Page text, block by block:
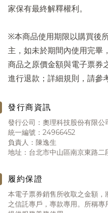
家保有最終解釋權利。
※本商品使用期限以購買後
主，如未於期間內使用完畢
商品之原價金額與電子票券
進行退款；詳細規則，請參
發行商資訊
發行公司：奧理科技股份有限公
統一編號：24966452
負責人：陳逸生
地址：台北市中山區南京東路二
履約保證
本電子票券銷售所收取之金額，
之信託專戶，專款專用。所稱